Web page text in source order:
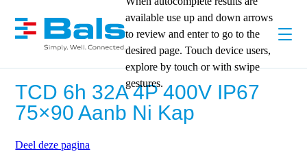
available use up and down arrows
to review and enter to go to the
desired page. Touch device users,
explore by touch or with swipe
gestures.
TCD 6h 32A 4P 400V IP67
75×90 Aanb Ni Kap
Deel deze pagina